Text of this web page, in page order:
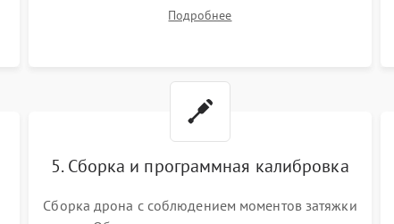
визуального позиционирования. Проверка
Подробнее
5. Сборка и программная калибровка
Сборка дрона с соблюдением моментов затяжки